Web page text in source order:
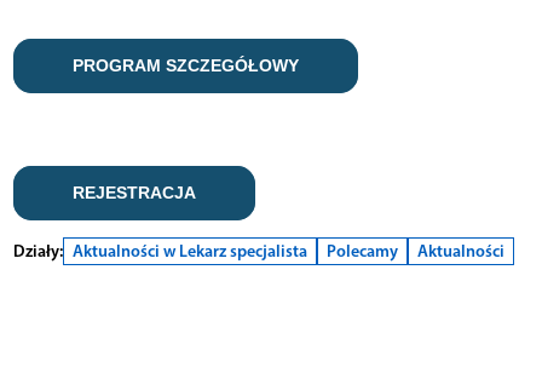
PROGRAM SZCZEGÓŁOWY
REJESTRACJA
Działy: Aktualności w Lekarz specjalista Polecamy Aktualności